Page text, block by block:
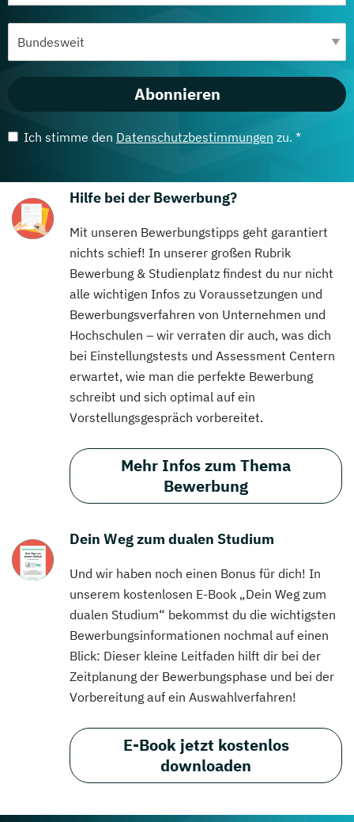
Abonnieren
Ich stimme den Datenschutzbestimmungen zu. *
Hilfe bei der Bewerbung?
Mit unseren Bewerbungstipps geht garantiert
nichts schief! In unserer großen Rubrik
Bewerbung & Studienplatz findest du nur nicht
alle wichtigen Infos zu Voraussetzungen und
Bewerbungsverfahren von Unternehmen und
Hochschulen – wir verraten dir auch, was dich
bei Einstellungstests und Assessment Centern
erwartet, wie man die perfekte Bewerbung
schreibt und sich optimal auf ein
Vorstellungsgespräch vorbereitet.
Mehr Infos zum Thema
Bewerbung
Dein Weg zum dualen Studium
Und wir haben noch einen Bonus für dich! In
unserem kostenlosen E-Book „Dein Weg zum
dualen Studium“ bekommst du die wichtigsten
Bewerbungsinformationen nochmal auf einen
Blick: Dieser kleine Leitfaden hilft dir bei der
Zeitplanung der Bewerbungsphase und bei der
Vorbereitung auf ein Auswahlverfahren!
E-Book jetzt kostenlos
downloaden